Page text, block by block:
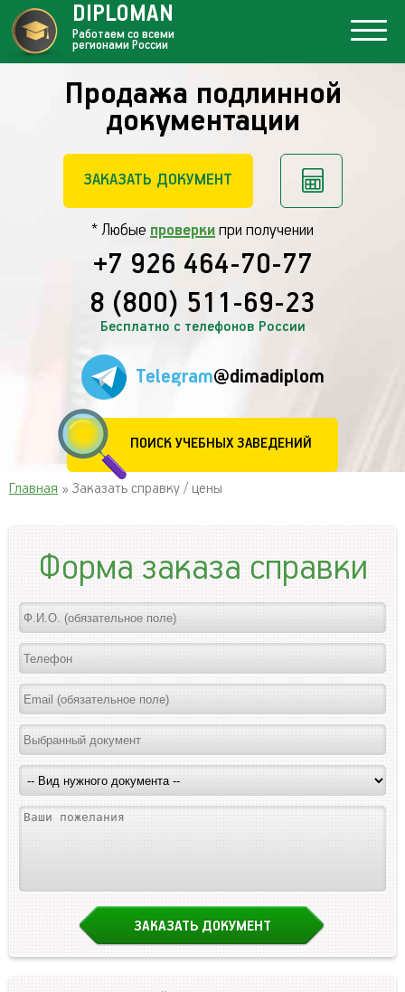
Продажа подлинной
документации
ЗАКАЗАТЬ ДОКУМЕНТ
* Любые проверки при получении
+7 926 464-70-77
8 (800) 511-69-23
Бесплатно с телефонов России
Telegram@dimadiplom
ПОИСК УЧЕБНЫХ ЗАВЕДЕНИЙ
DIPLOMAN
Работаем со всеми
регионами России
Главная » Заказать справку / цены
Форма заказа справки